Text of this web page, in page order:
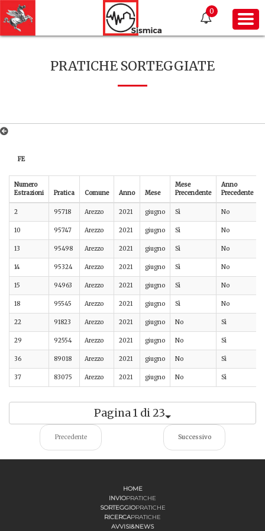
0
PRATICHE SORTEGGIATE
FE
Numero
Estrazioni
Pratica Comune Anno Mese
Mese
Precendente
Anno
Precedente
2 95718 Arezzo 2021 giugno Sì No
10 95747 Arezzo 2021 giugno Sì No
13 95498 Arezzo 2021 giugno Sì No
14 95324 Arezzo 2021 giugno Sì No
15 94963 Arezzo 2021 giugno Sì No
18 95545 Arezzo 2021 giugno Sì No
22 91823 Arezzo 2021 giugno No Sì
29 92554 Arezzo 2021 giugno No Sì
36 89018 Arezzo 2021 giugno No Sì
37 83075 Arezzo 2021 giugno No Sì
Pagina 1 di 23
Precedente Successivo
HOME
INVIOPRATICHE
SORTEGGIOPRATICHE
RICERCAPRATICHE
AVVISI&NEWS